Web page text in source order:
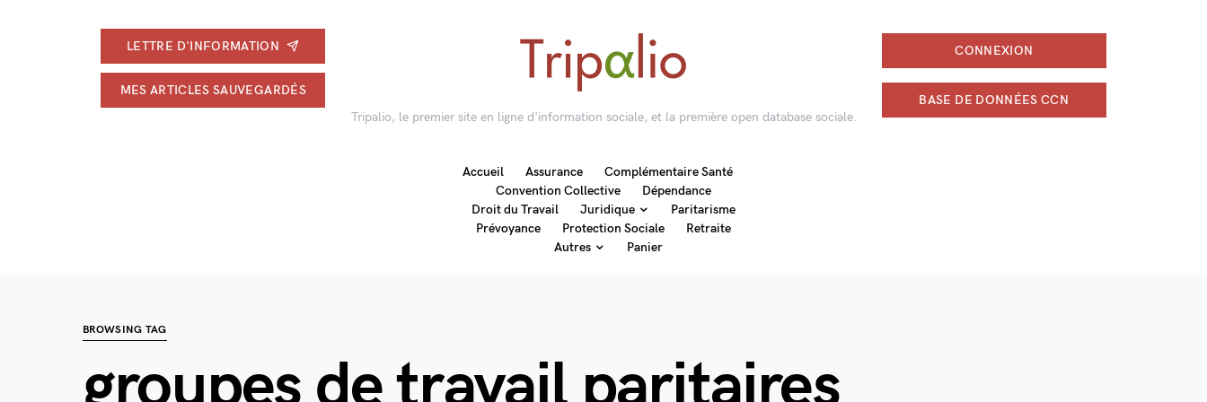
LETTRE D'INFORMATION
MES ARTICLES SAUVEGARDÉS
Tripalio, le premier site en ligne d'information sociale, et la première open database sociale.
CONNEXION
BASE DE DONNÉES CCN
Accueil Assurance
Complémentaire Santé
Convention Collective
Dépendance
Droit du Travail
Juridique
Paritarisme
Prévoyance
Protection Sociale
Retraite
Autres
Panier
BROWSING TAG